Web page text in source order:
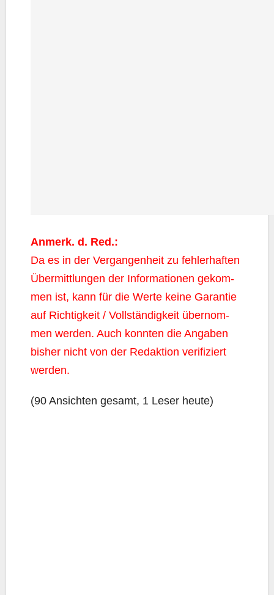
Anmerk. d. Red.:
Da es in der Ver­gan­gen­heit zu feh­ler­haf­ten
Über­mitt­lun­gen der Infor­ma­tio­nen gekom­
men ist, kann für die Wer­te kei­ne Garan­tie
auf Rich­tig­keit / Voll­stän­dig­keit über­nom­
men wer­den. Auch konn­ten die Anga­ben
bis­her nicht von der Redak­ti­on veri­fi­ziert
werden.
(90 Ansich­ten gesamt, 1 Leser heute)